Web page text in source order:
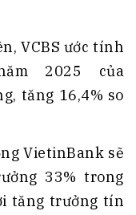
VCBS ước tính
2025 của
tăng 16,4% so
VietinBank sẽ
33% trong
tăng trưởng tín